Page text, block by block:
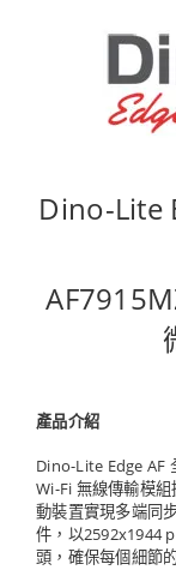
Dino-Lite
產品介紹
Dino-Lite Edge AF
Wi-Fi 無線傳輸模
動裝置實現多端同
件，以2592x1944
頭，確保每個細節